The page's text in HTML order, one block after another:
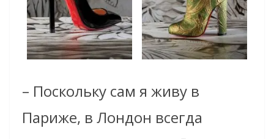
– Поскольку сам я живу в
Париже, в Лондон всегда